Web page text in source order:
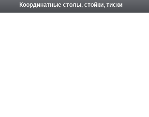
Координатные столы, стойки, тиски